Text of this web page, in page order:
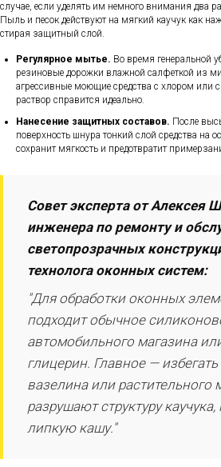
случае, если уделять им немного внимания два
Пыль и песок действуют на мягкий каучук как
стирая защитный слой.
Регулярное мытье. Во время генеральной
резиновые дорожки влажной салфеткой из
агрессивные моющие средства с хлором
раствор справится идеально.
Нанесение защитных составов. После
поверхность шнура тонкий слой средства на
сохранит мягкость и предотвратит
Совет эксперта от Алексея
инженера по ремонту и
светопрозрачных
технолога оконных систем:
"Для обработки оконных
подходит обычное
автомобильного магазина
глицерин. Главное —
вазелина или растительного
разрушают структуру
липкую кашу."